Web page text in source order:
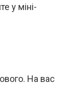
у міні-
На вас